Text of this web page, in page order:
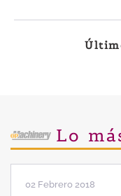
Lo
02 Febrero 2018